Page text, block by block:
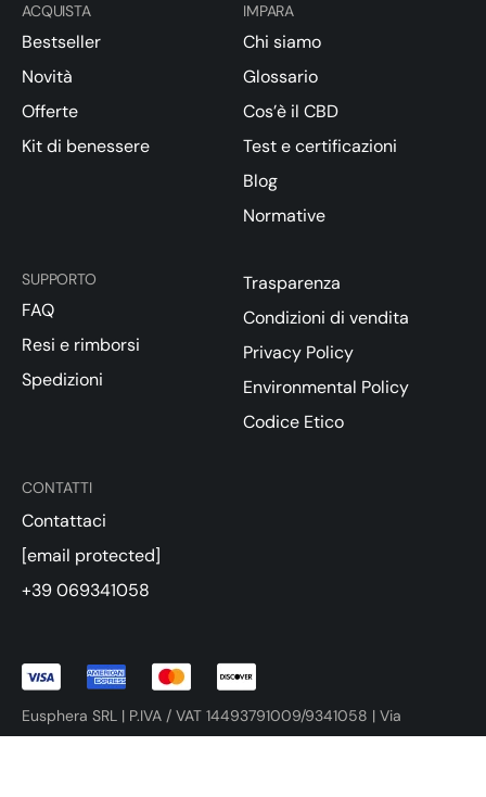
ACQUISTA
Bestseller
Novità
Offerte
Kit di benessere
IMPARA
Chi siamo
Glossario
Cos’è il CBD
Test e certificazioni
Blog
Normative
CONTATTI
Contattaci
[email protected]
+39 069341058
SUPPORTO
FAQ
Resi e rimborsi
Spedizioni
Trasparenza
Condizioni di vendita
Privacy Policy
Environmental Policy
Codice Etico
Eusphera SRL | P.IVA / VAT 14493791009/9341058 | Via